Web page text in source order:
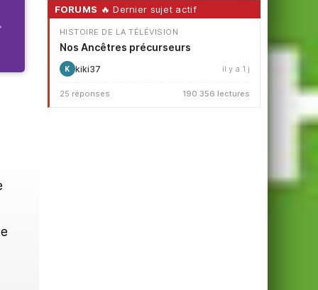
FORUMS 🔥 Dernier sujet actif
HISTOIRE DE LA TÉLÉVISION
Nos Ancêtres précurseurs
K kiki37 il y a 1 j
25 réponses 190 356 lectures